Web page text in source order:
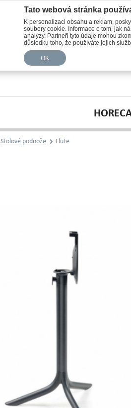
Stolové podnože Flute
Tato webová stránka
K personalizaci obsahu a reklam,
soubory cookie. Informace o tom, jak
analýzy. Partneři tyto údaje mohou
důsledku toho, že používáte jejich
OK